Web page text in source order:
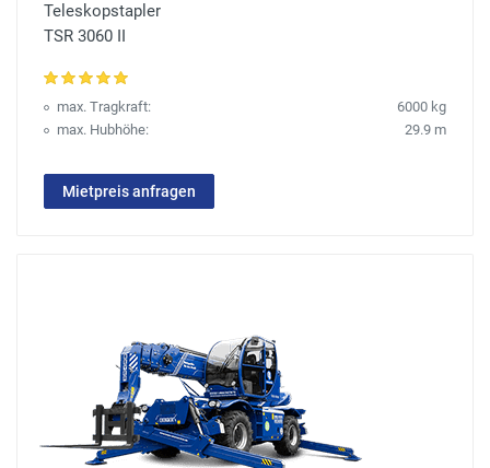
Teleskopstapler
TSR 3060 II
max. Tragkraft:
6000 kg
max. Hubhöhe:
29.9 m
Mietpreis anfragen